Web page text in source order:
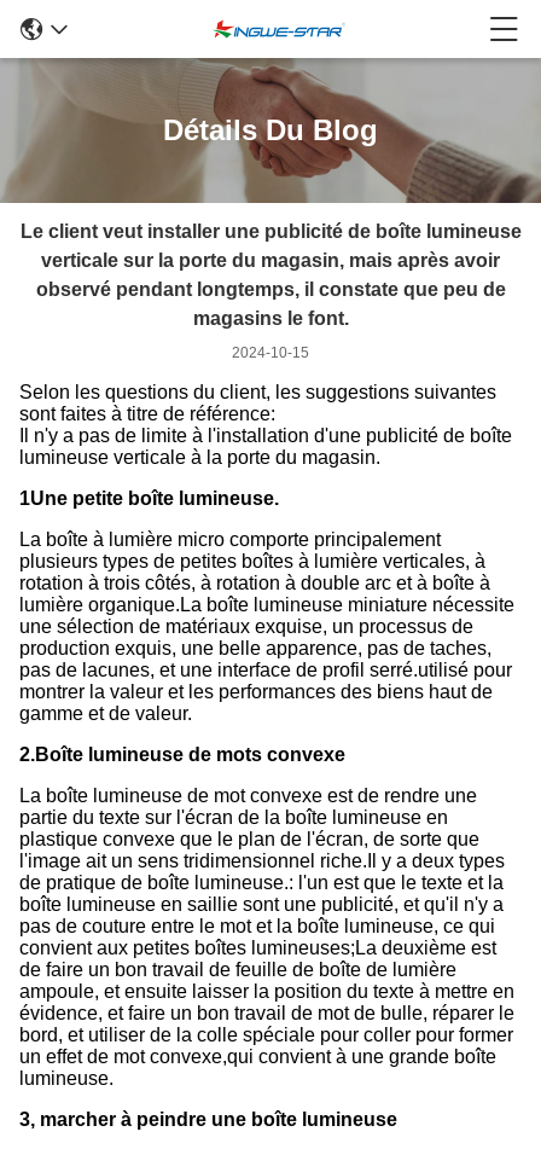
Détails Du Blog
Le client veut installer une publicité de boîte lumineuse
verticale sur la porte du magasin, mais après avoir
observé pendant longtemps, il constate que peu de
magasins le font.
2024-10-15
Selon les questions du client, les suggestions suivantes
sont faites à titre de référence:
Il n'y a pas de limite à l'installation d'une publicité de boîte
lumineuse verticale à la porte du magasin.
1Une petite boîte lumineuse.
La boîte à lumière micro comporte principalement
plusieurs types de petites boîtes à lumière verticales, à
rotation à trois côtés, à rotation à double arc et à boîte à
lumière organique.La boîte lumineuse miniature nécessite
une sélection de matériaux exquise, un processus de
production exquis, une belle apparence, pas de taches,
pas de lacunes, et une interface de profil serré.utilisé pour
montrer la valeur et les performances des biens haut de
gamme et de valeur.
2.Boîte lumineuse de mots convexe
La boîte lumineuse de mot convexe est de rendre une
partie du texte sur l'écran de la boîte lumineuse en
plastique convexe que le plan de l'écran, de sorte que
l'image ait un sens tridimensionnel riche.Il y a deux types
de pratique de boîte lumineuse.: l'un est que le texte et la
boîte lumineuse en saillie sont une publicité, et qu'il n'y a
pas de couture entre le mot et la boîte lumineuse, ce qui
convient aux petites boîtes lumineuses;La deuxième est
de faire un bon travail de feuille de boîte de lumière
ampoule, et ensuite laisser la position du texte à mettre en
évidence, et faire un bon travail de mot de bulle, réparer le
bord, et utiliser de la colle spéciale pour coller pour former
un effet de mot convexe,qui convient à une grande boîte
lumineuse.
3, marcher à peindre une boîte lumineuse